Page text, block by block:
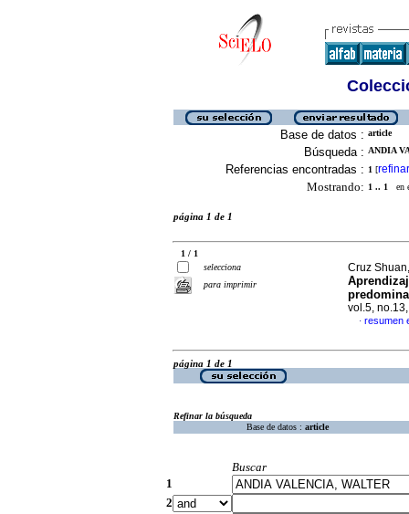
Base de datos : article
Búsqueda : ANDIA
Referencias encontradas : 1 [refinar
Mostrando: 1 .. 1 en
página 1 de 1
1 / 1
selecciona
para imprimir
Cruz
vol.5,
· resumen
página 1 de 1
Refinar la búsqueda
Base de datos : article
Buscar
1
2